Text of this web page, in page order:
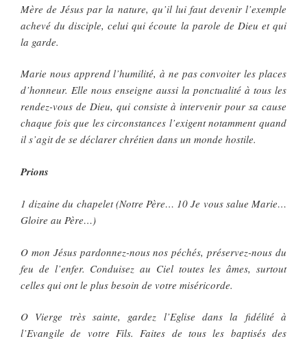
Mère de Jésus par la nature, qu’il lui faut devenir l’exemple
achevé du disciple, celui qui écoute la parole de Dieu et qui
la garde.
Marie nous apprend l’humilité, à ne pas convoiter les places
d’honneur. Elle nous enseigne aussi la ponctualité à tous les
rendez-vous de Dieu, qui consiste à intervenir pour sa cause
chaque fois que les circonstances l’exigent notamment quand
il s’agit de se déclarer chrétien dans un monde hostile.
Prions
1 dizaine du chapelet (Notre Père… 10 Je vous salue Marie…
Gloire au Père…)
O mon Jésus pardonnez-nous nos péchés, préservez-nous du
feu de l’enfer. Conduisez au Ciel toutes les âmes, surtout
celles qui ont le plus besoin de votre miséricorde.
O Vierge très sainte, gardez l’Eglise dans la fidélité à
l’Evangile de votre Fils. Faites de tous les baptisés des